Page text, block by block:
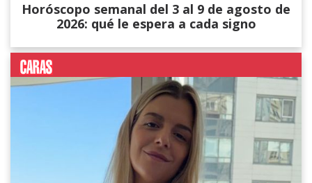
Horóscopo semanal del 3 al 9 de agosto de
2026: qué le espera a cada signo